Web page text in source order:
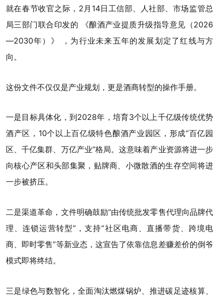
就在春节收官之际，2月14日工信部、人社部、市场监管总
局三部门联合印发的 《酿酒产业提质升级指导意见（2026
—2030年）》 ，为行业未来五年的发展划定了红线与方
向。
这份文件不仅仅是产业规划，更是酒商转型的操作手册。
一是目标具体化，到2028年，培育3个以上千亿级传统优势
酒产区，10个以上百亿级特色酿酒产业园区，形成“百亿园
区、千亿集群、万亿产业”格局。这意味着产业资源将进一步
向核心产区和头部集聚，贴牌商、小微散酒的生存空间将进
一步被挤压。
二是渠道革命，文件明确鼓励“由传统批发零售代理向品牌代
理、连锁运营转型”，支持“社区电商、直播带货、跨境电
商、即时零售”等新业态，这宣告了依靠信息差赚差价的倒爷
模式即将终结。
三是绿色与数智化，全面淘汰燃煤锅炉、推进碳足迹核算、